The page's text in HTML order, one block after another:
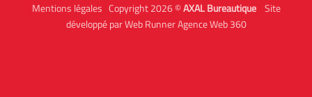
Mentions légales Copyright 2026 ©AXAL Bureautique Site
développé par Web Runner Agence Web 360